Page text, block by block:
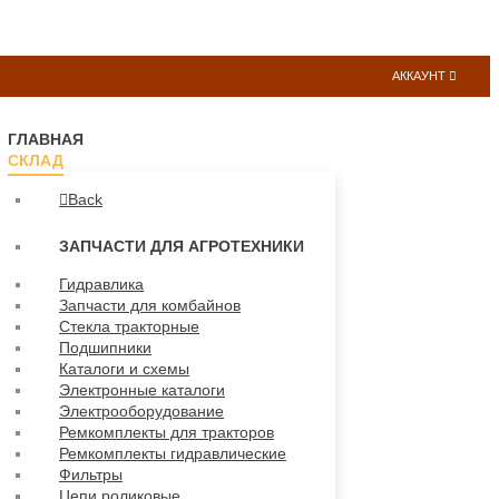
АККАУНТ
ГЛАВНАЯ
СКЛАД
Back
ЗАПЧАСТИ ДЛЯ АГРОТЕХНИКИ
Гидравлика
Запчасти для комбайнов
Стекла тракторные
Подшипники
Каталоги и схемы
Электронные каталоги
Электрооборудование
Ремкомплекты для тракторов
Ремкомплекты гидравлические
Фильтры